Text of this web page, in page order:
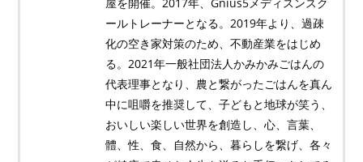
ールトレーナーとなる。2019年より、過疎
化の空き家対策のため、不動産業をはじめ
る。2021年一般社団法人かみかみごはんの
代表理事となり、農と繋がったごはんを真ん
中に咀嚼を推奨して、子どもと地球が笑う、
おいしい楽しい世界を創造し、心、言葉、
體、性、食、自然から、暮らしを繋げ、各々